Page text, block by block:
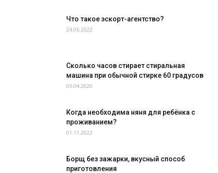
Что такое эскорт-агентство?
24.06.2022
Сколько часов стирает стиральная
машина при обычной стирке 60 градусов
05.04.2020
Когда необходима няня для ребёнка с
проживанием?
01.11.2022
Борщ без зажарки, вкусный способ
приготовления